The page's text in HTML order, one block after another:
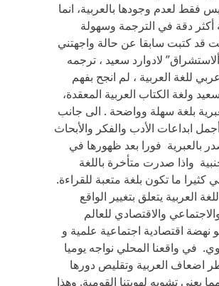
فقط لعدم وجودها بالعربية، انما
أكثر دقة في الترجمة وسهولة
قد كتبت سابقا عن حالة واجهتني
لادوارد سعيد ، ترجمه
للغة العربية ، لم انجح بفهم
ولغة الكتاب العربية المعقدة،
بلغة سهلة وواضحة . الى جانب
ابداعات الأدب والفكر والأبحاث
بالعبرية فورا بعد ظهورها في
واذا صدرت متأخرة باللغة
كثيرا ما تكون بلغة متعبة للقراءة.
العربية يتعلق بتغيير الواقع
والاقتصادي للعالم
نهضة اقتصادية اجتماعية علمية و
في واقعنا المحلي نواجه يوميا
اضعاف العربية وتقليص دورها
يعني تشويه لهويتنا القومية. وهذا